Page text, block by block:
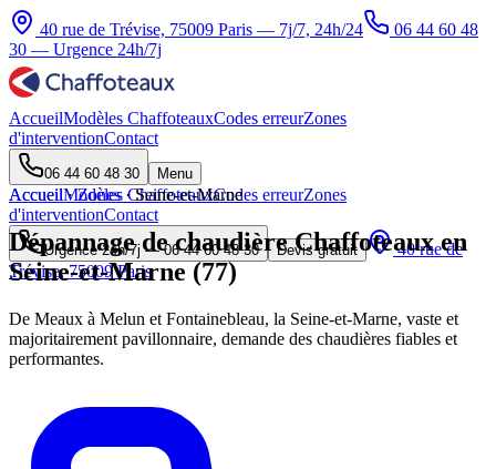
40 rue de Trévise, 75009 Paris — 7j/7, 24h/24
06 44 60 48
30 — Urgence 24h/7j
AccueilModèles ChaffoteauxCodes erreurZones
d'interventionContact
06 44 60 48 30 Menu
AccueilModèles ChaffoteauxCodes erreurZones
d'interventionContact
Urgence 24h/7j —06 44 60 48 30 Devis gratuit
40 rue de
Trévise, 75009 Paris
Accueil·Zones·Seine-et-Marne
Dépannage de chaudière Chaffoteaux en
Seine-et-Marne (77)
De Meaux à Melun et Fontainebleau, la Seine-et-Marne, vaste et
majoritairement pavillonnaire, demande des chaudières fiables et
performantes.